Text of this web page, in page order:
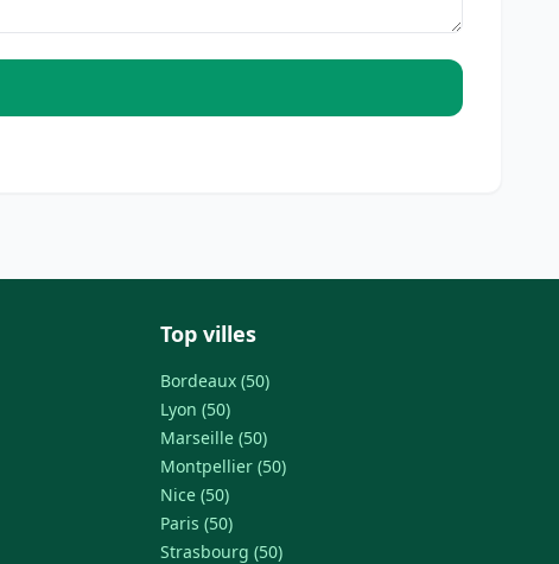
Top villes
Bordeaux (50)
Lyon (50)
Marseille (50)
Montpellier (50)
Nice (50)
Paris (50)
Strasbourg (50)